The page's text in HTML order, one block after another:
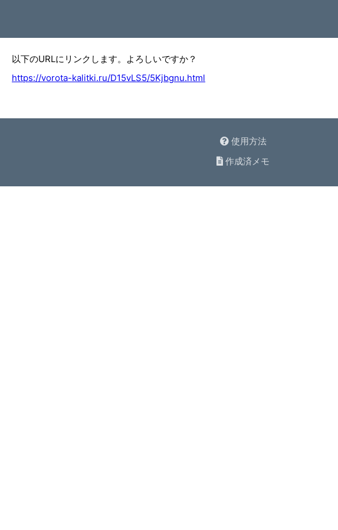
以下のURLにリンクします。よろしいですか？
https://vorota-kalitki.ru/D15vLS5/5Kjbgnu.html
使用方法
作成済メモ